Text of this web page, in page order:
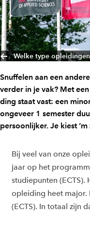
Welke type
Snuffelen aan een
verder in je vak? Met
ding staat vast: een
ongeveer 1 semester
persoonlijker. Je kiest ‘m
Bij veel van onze
jaar op het
studiepunten
opleiding heet major.
(ECTS). In totaal zijn